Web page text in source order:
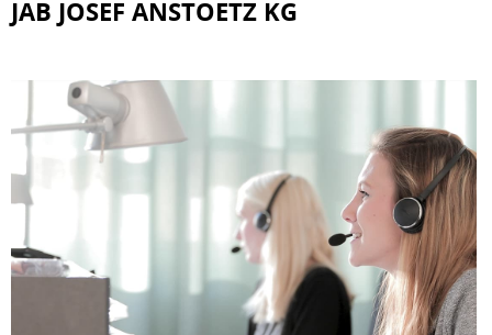
JAB JOSEF ANSTOETZ KG